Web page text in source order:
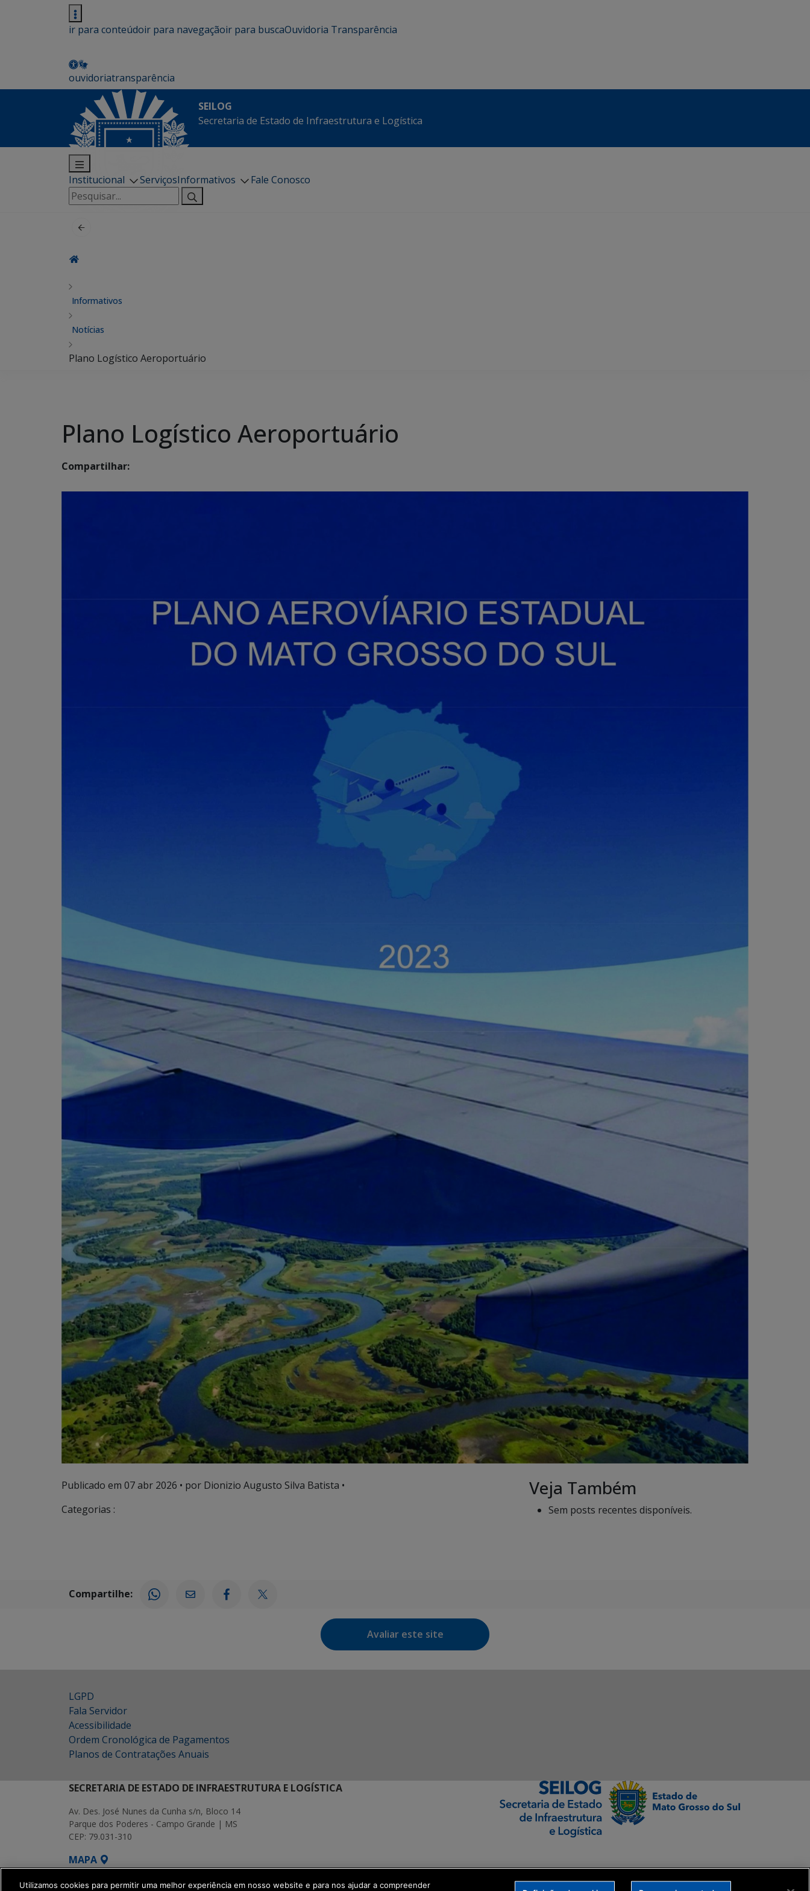
ir para conteúdoir para navegaçãoir para buscaOuvidoria Transparência
ouvidoriatransparência
SEILOG
Secretaria de Estado de Infraestrutura e Logística
Institucional ServiçosInformativos
Fale Conosco
Pesquisar
por:
Informativos
Notícias
Plano Logístico Aeroportuário
Plano Logístico Aeroportuário
Compartilhar:
Publicado em 07 abr 2026 • por Dionizio Augusto Silva Batista •
Categorias :
Veja Também
Sem posts recentes disponíveis.
Compartilhe:
Avaliar este site
LGPD
Fala Servidor
Acessibilidade
Ordem Cronológica de Pagamentos
Planos de Contratações Anuais
SECRETARIA DE ESTADO DE INFRAESTRUTURA E LOGÍSTICA
Av. Des. José Nunes da Cunha s/n, Bloco 14
Parque dos Poderes - Campo Grande | MS
CEP: 79.031-310
MAPA
SETDIG | Secretaria-Executiva de Transformação Digital
Utilizamos cookies para permitir uma melhor experiência em nosso website e para nos ajudar a compreender